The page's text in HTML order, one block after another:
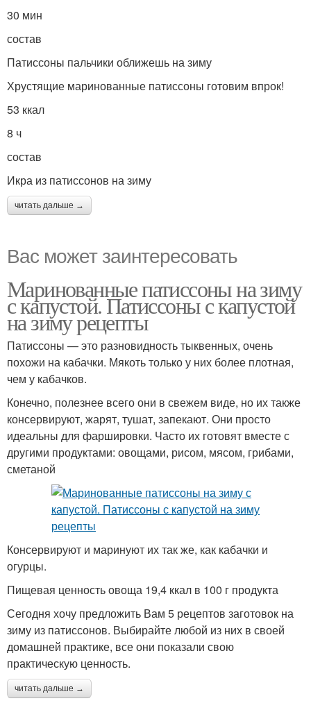
30 мин
состав
Патиссоны пальчики оближешь на зиму
Хрустящие маринованные патиссоны готовим впрок!
53 ккал
8 ч
состав
Икра из патиссонов на зиму
читать дальше →
Вас может заинтересовать
Маринованные патиссоны на зиму
с капустой. Патиссоны с капустой
на зиму рецепты
Патиссоны — это разновидность тыквенных, очень
похожи на кабачки. Мякоть только у них более плотная,
чем у кабачков.
Конечно, полезнее всего они в свежем виде, но их также
консервируют, жарят, тушат, запекают. Они просто
идеальны для фаршировки. Часто их готовят вместе с
другими продуктами: овощами, рисом, мясом, грибами,
сметаной
Консервируют и маринуют их так же, как кабачки и
огурцы.
Пищевая ценность овоща 19,4 ккал в 100 г продукта
Сегодня хочу предложить Вам 5 рецептов заготовок на
зиму из патиссонов. Выбирайте любой из них в своей
домашней практике, все они показали свою
практическую ценность.
читать дальше →